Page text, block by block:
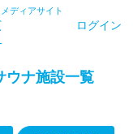
ディアサイト
ログイン
ウナ施設一覧